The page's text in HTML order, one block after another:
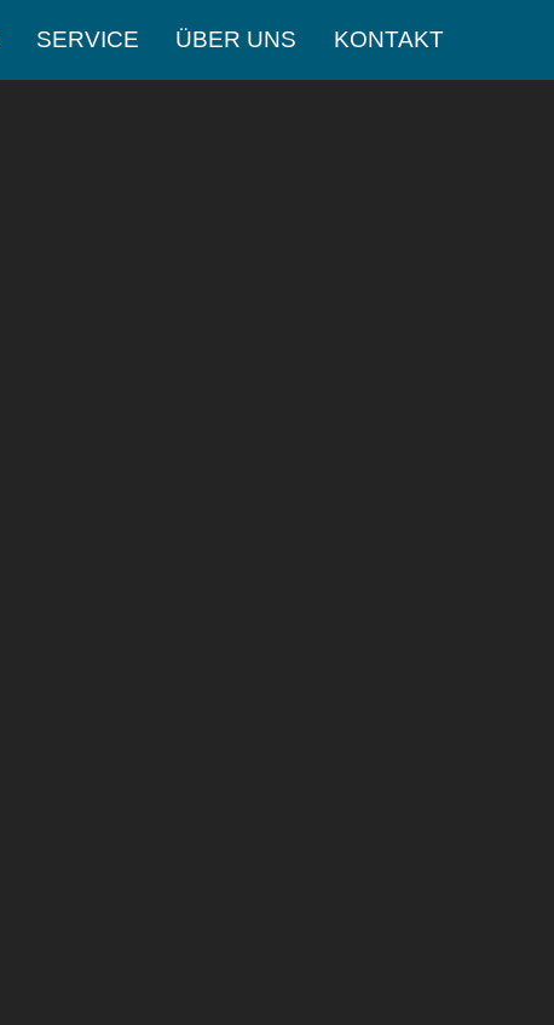
SERVICE ÜBER UNS KONTAKT